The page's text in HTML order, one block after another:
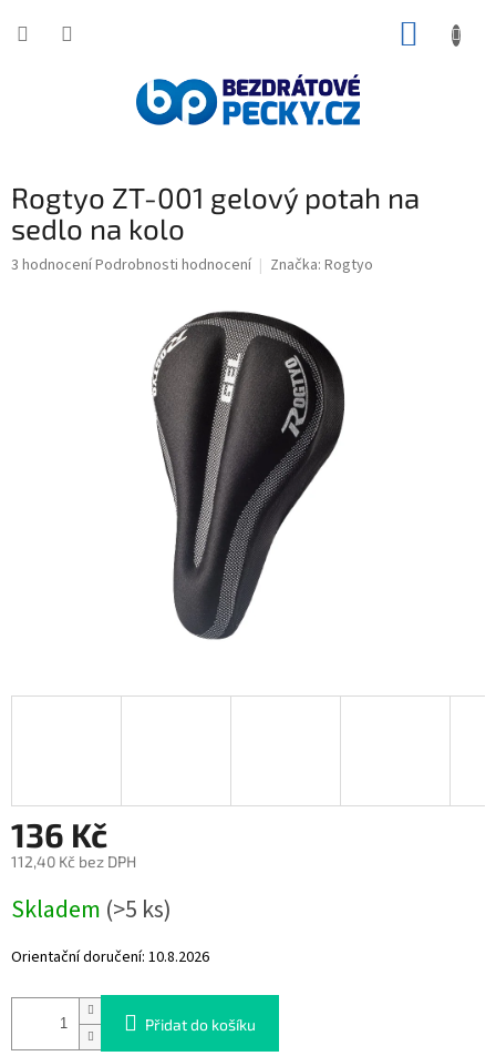
Rogtyo ZT-001 gelový potah na
sedlo na kolo
Průměrné
3 hodnoceníPodrobnosti hodnocení Značka: Rogtyo
136 Kč
112,40 Kč bez DPH
cena:
Skladem (>5 ks)
Orientační doručení: 10.8.2026
Přidat do košíku